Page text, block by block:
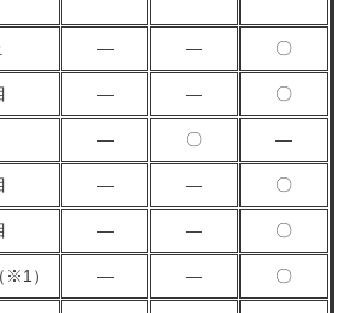
― ― 〇
― ― 〇
― 〇 ―
― ― 〇
― ― 〇
※1） ― ― 〇